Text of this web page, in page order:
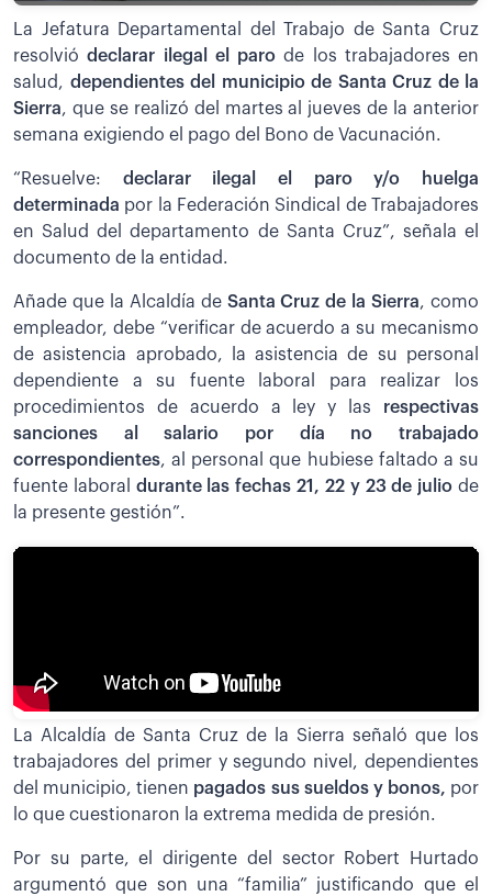
La Jefatura Departamental del Trabajo de Santa Cruz
resolviódeclarar ilegal el paro de los trabajadores en
salud, dependientes del municipio de Santa Cruz de la
Sierra, que se realizó del martes al jueves de la anterior
semana exigiendo el pago del Bono de Vacunación.
“Resuelve: declarar ilegal el paro y/o huelga
determinada por la Federación Sindical de Trabajadores
en Salud del departamento de Santa Cruz”, señala el
documento de la entidad.
Añade que la Alcaldía deSanta Cruz de la Sierra, como
empleador, debe “verificar de acuerdo a su mecanismo
de asistencia aprobado, la asistencia de su personal
dependiente a su fuente laboral para realizar los
procedimientos de acuerdo a ley y las respectivas
sanciones al salario por día no trabajado
correspondientes, al personal que hubiese faltado a su
fuente laboral durante las fechas 21, 22 y 23 de juliode
la presente gestión”.
La Alcaldía de Santa Cruz de la Sierra señaló que los
trabajadores del primer y segundo nivel, dependientes
del municipio, tienen pagados sus sueldos y bonos, por
lo que cuestionaron la extrema medida de presión.
Por su parte, el dirigente del sector Robert Hurtado
argumentó que son una “familia” justificando que el